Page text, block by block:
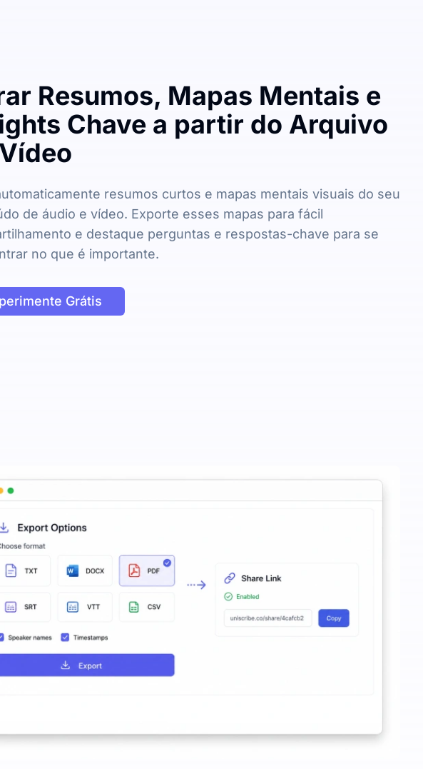
Resumos, Mapas Mentais e
Chave a partir do Arquivo
resumos curtos e mapas mentais visuais do seu
de áudio e vídeo. Exporte esses mapas para fácil
e destaque perguntas e respostas-chave para se
no que é importante.
Grátis